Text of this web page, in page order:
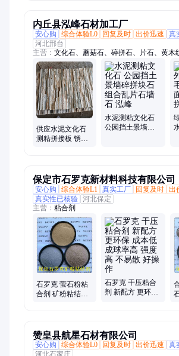
内丘县泓峰石材加工厂
安心购
综合体验L0 回复及时 出价迅速
真
河北邢台
主营： 文化石、蘑菇石、碎拼石、片石、黄木
条石、垒墙石、虎皮石、火山石、火山岩、铺
片石、毛石片、薄石片、护坡石、流水石、青
石、块石、台阶石、汀步石、红石板、鹅卵石
供应水泥文化石
测粘拼接板 锈色
水泥测粘文化石
公园挡土景墙碎
保定市石罗克新材料科技有限公司
安心购
综合体验L1 真实工厂 回复及时 出
真实性已核验 河北保定
主营： 粘合剂
石罗克 萤石粉粘
合剂 矿粉粘结剂
石罗克 干压粘合
剂 新配方 更环保
赞皇县航星石材有限公司
安心购
综合体验L0 回复及时 出价迅速
真